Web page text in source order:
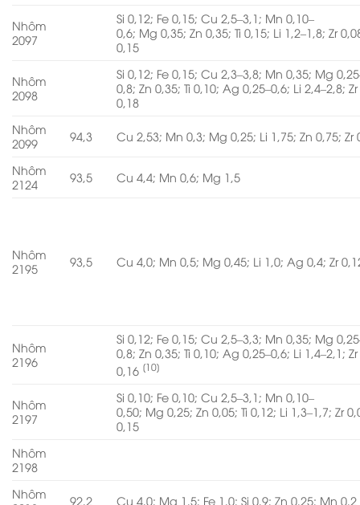
Nhôm
2097
Si 0,12; Fe 0,15; Cu 2,5–3,1; Mn 0,10–
0,6; Mg 0,35; Zn 0,35; Ti 0,15; Li 1,2–1,8; Zr
0,15
Nhôm
2098
Si 0,12; Fe 0,15; Cu 2,3–3,8; Mn 0,35; Mg
0,8; Zn 0,35; Ti 0,10; Ag 0,25–0,6; Li 2,4–2,8;
0,18
Nhôm
2099
94,3 Cu 2,53; Mn 0,3; Mg 0,25; Li 1,75; Zn 0,75; Zr
Nhôm
2124
93,5 Cu 4,4; Mn 0,6; Mg 1,5
Nhôm
2195
93,5 Cu 4,0; Mn 0,5; Mg 0,45; Li 1,0; Ag 0,4; Zr
Nhôm
2196
Si 0,12; Fe 0,15; Cu 2,5–3,3; Mn 0,35; Mg
0,8; Zn 0,35; Ti 0,10; Ag 0,25–0,6; Li 1,4–2,1;
0,16 [10]
Nhôm
2197
Si 0,10; Fe 0,10; Cu 2,5–3,1; Mn 0,10–
0,50; Mg 0,25; Zn 0,05; Ti 0,12; Li 1,3–1,7; Zr
0,15
Nhôm
2198
Nhôm
92,2 Cu 4,0; Mg 1,5; Fe 1,0; Si 0,9; Zn 0,25; Mn 0,2